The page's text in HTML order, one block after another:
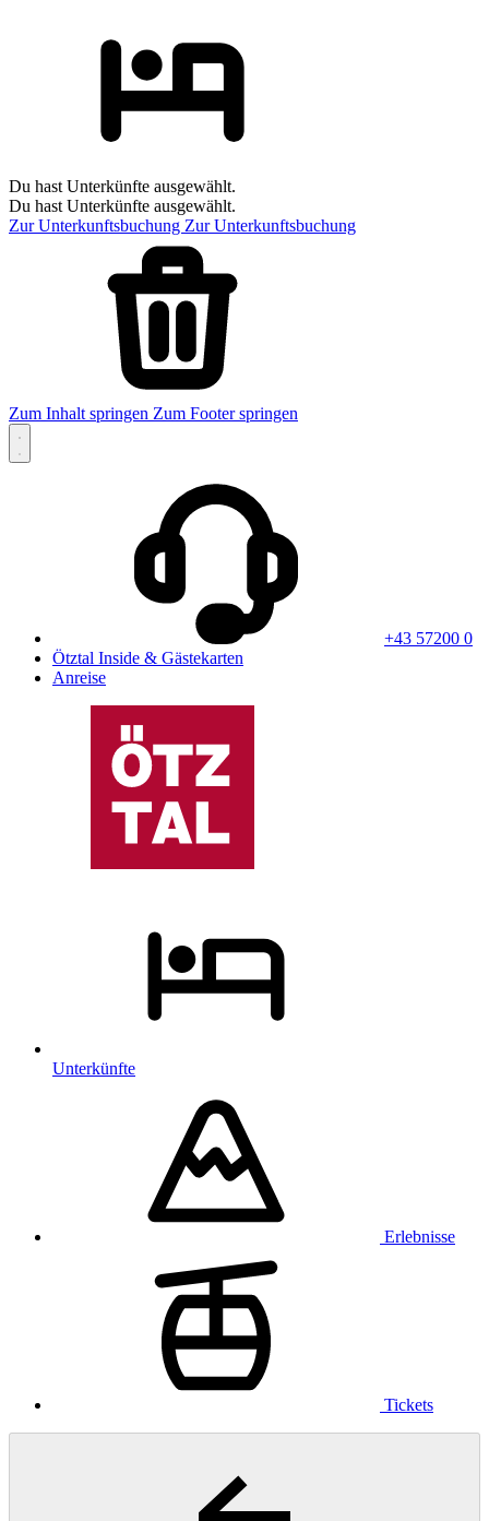
Du hast Unterkünfte ausgewählt.
Du hast Unterkünfte ausgewählt.
Zur Unterkunftsbuchung Zur Unterkunftsbuchung
Zum Inhalt springen Zum Footer springen
+43 57200 0
Ötztal Inside & Gästekarten
Anreise
Unterkünfte
Erlebnisse
Tickets